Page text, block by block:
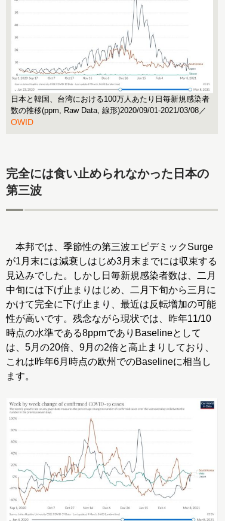
日本と韓国、台湾における100万人あたり日毎新規感染者
数の推移(ppm, Raw Data, 線形)2020/09/01-2021/03/08／
OWID
完全には食い止められなかった日本の
第三波
本邦では、季節性の第三波エピデミックSurge
が1月末には減衰しはじめ3月末までには収束する
見込みでした。しかし日毎新規感染者数は、二月
中旬には下げ止まりはじめ、二月下旬から三月に
かけて完全に下げ止まり、最近は反転増加の可能
性が高いです。残念ながら現状では、昨年11/10
時点の水準である8ppmでありBaselineとして
は、5月の20倍、9月の2倍と高止まりしており、
これは昨年6月時点の欧州でのBaselineに相当し
ます。